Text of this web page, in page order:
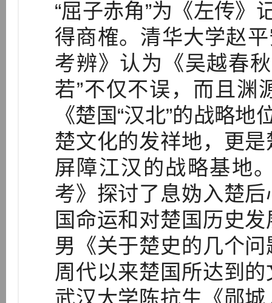
“屈子赤角”为《左传》
得商榷。清华大学赵
考辨》认为《吴越春
若”不仅不误，而且渊
《楚国“汉北”的战略
楚文化的发祥地，更
屏障江汉的战略基地
考》探讨了息妫入楚
国命运和对楚国历史
男《关于楚史的几个
周代以来楚国所达到
武汉大学陈抗生《郧